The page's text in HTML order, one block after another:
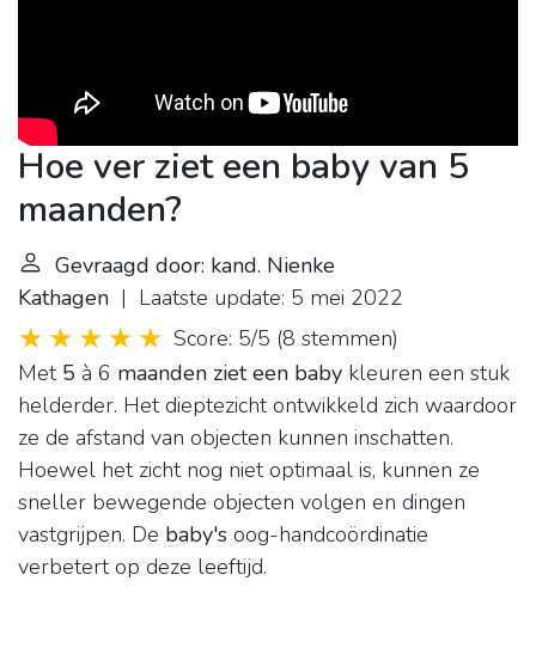
Hoe ver ziet een baby van 5
maanden?
Gevraagd door: kand. Nienke
Kathagen | Laatste update: 5 mei 2022
Score: 5/5 (8 stemmen)
Met 5 à 6 maanden ziet een baby kleuren een stuk
helderder. Het dieptezicht ontwikkeld zich waardoor
ze de afstand van objecten kunnen inschatten.
Hoewel het zicht nog niet optimaal is, kunnen ze
sneller bewegende objecten volgen en dingen
vastgrijpen. De baby's oog-handcoördinatie
verbetert op deze leeftijd.